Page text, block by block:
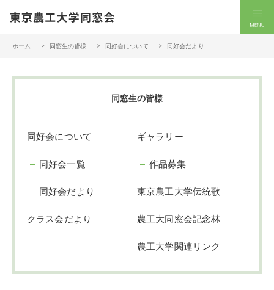
ホーム 同窓生の皆様 同好会について 同好会だより
同窓生の皆様
同好会について
同好会一覧
同好会だより
クラス会だより
ギャラリー
作品募集
東京農工大学伝統歌
農工大同窓会記念林
農工大学関連リンク